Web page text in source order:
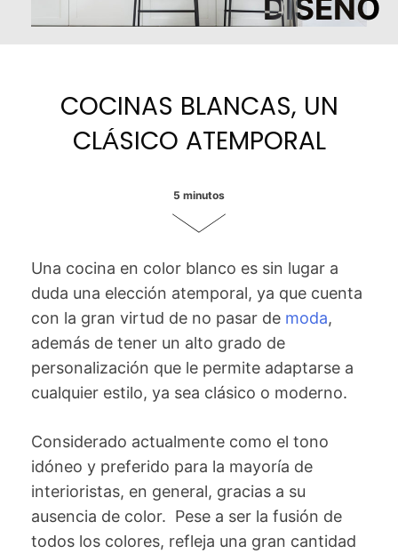
DISEÑO
COCINAS BLANCAS, UN
CLÁSICO ATEMPORAL
5 minutos
Una cocina en color blanco es sin lugar a
duda una elección atemporal, ya que cuenta
con la gran virtud de no pasar de moda,
además de tener un alto grado de
personalización que le permite adaptarse a
cualquier estilo, ya sea clásico o moderno.
Considerado actualmente como el tono
idóneo y preferido para la mayoría de
interioristas, en general, gracias a su
ausencia de color. Pese a ser la fusión de
todos los colores, refleja una gran cantidad